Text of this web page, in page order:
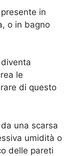
in
o in bagno
le
di questo
una scarsa
umidità o
delle pareti